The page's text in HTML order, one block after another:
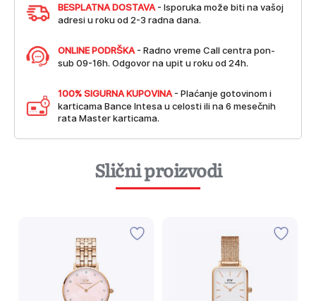
BESPLATNA DOSTAVA - Isporuka može biti na vašoj
adresi u roku od 2-3 radna dana.
ONLINE PODRŠKA - Radno vreme Call centra pon-
sub 09-16h. Odgovor na upit u roku od 24h.
100% SIGURNA KUPOVINA - Plaćanje gotovinom i
karticama Bance Intesa u celosti ili na 6 mesečnih
rata Master karticama.
Slični proizvodi